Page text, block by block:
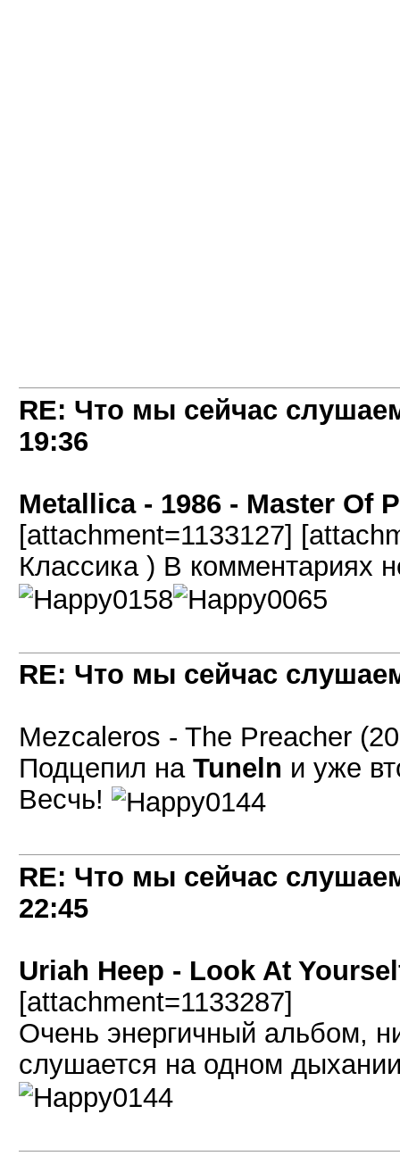
RE: Что мы сейчас
19:36
Metallica - 1986 - Master Of
[attachment=1133127]
Классика ) В комментариях
RE: Что мы сейчас
Mezcaleros - The Preacher
Подцепил на Tuneln и уже
Весчь!
RE: Что мы сейчас
22:45
Uriah Heep - Look At
[attachment=1133287]
Очень энергичный альбом,
слушается на одном